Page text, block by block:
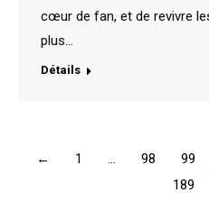
cœur de fan, et de revivre
plus…
Détails
← 1 … 98 99
189